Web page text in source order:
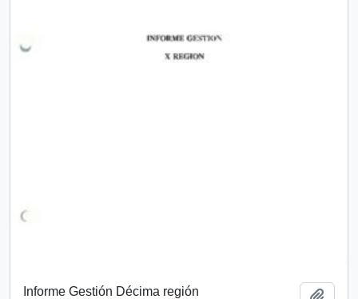
Informe Gestión Décima región